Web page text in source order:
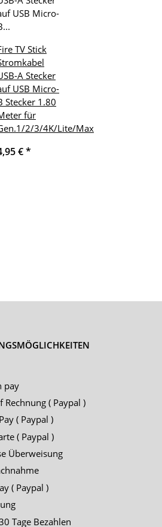
TV Stick
A Stecker
USB Micro-
Stecker 1.80
für
2/3/4K/Lite/Max
€*
pay
Rechnung ( Paypal )
( Paypal )
( Paypal )
Überweisung
( Paypal )
Tage Bezahlen